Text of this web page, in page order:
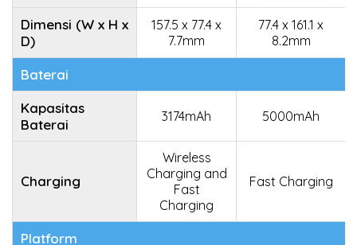
Dimensi (W x H x
D)
157.5 x 77.4 x
7.7mm
77.4 x 161.1 x
8.2mm
Baterai
Kapasitas
Baterai
3174mAh 5000mAh
Charging
Wireless
Charging and
Fast
Charging
Fast Charging
Platform